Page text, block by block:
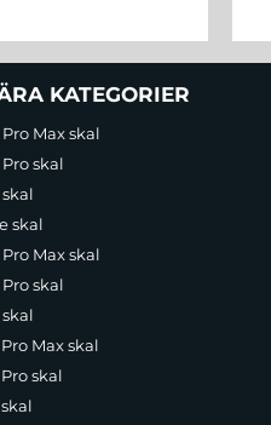
KATEGORIER
Max skal
skal
skal
Max skal
skal
Max skal
skal